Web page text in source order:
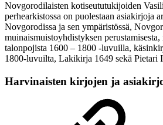
Novgorodilaisten kotiseututukijoiden
perhearkistossa on puolestaan asiakirjoja
Novgorodissa ja sen ympäristössä,
muinaismuistoyhdistyksen perustamisesta,
talonpojista 1600 – 1800 -luvuilla,
1800-luvuilta, Lakikirja 1649 sekä Pietari
Harvinaisten kirjojen ja